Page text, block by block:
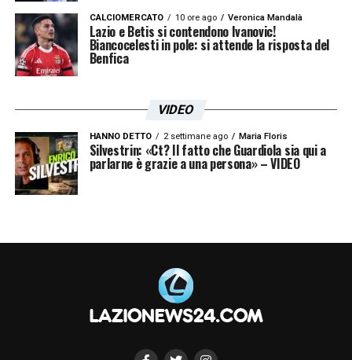
CALCIOMERCATO 10 ore ago Veronica Mandalà
Lazio e Betis si contendono Ivanovic!
Biancocelesti in pole: si attende la risposta del
Benfica
VIDEO
HANNO DETTO 2 settimane ago Maria Floris
Silvestrin: «Ct? Il fatto che Guardiola sia qui a
parlarne è grazie a una persona» – VIDEO